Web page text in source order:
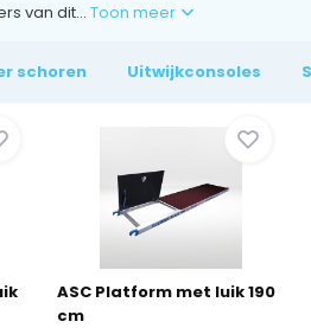
van dit...Toon meer
schoren Uitwijkconsoles
ASC Platform met luik 190
cm